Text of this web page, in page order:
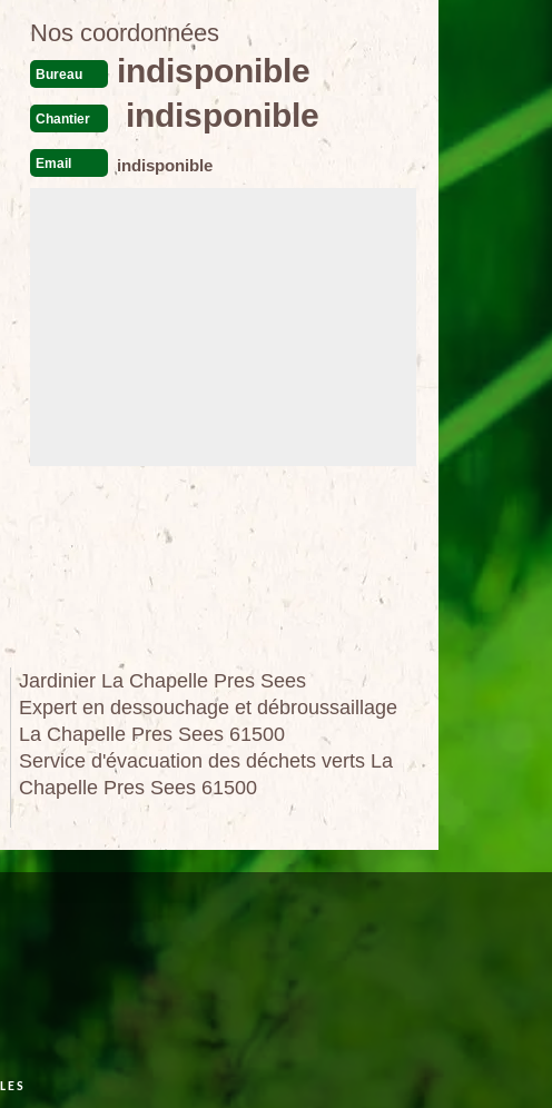
Nos coordonnées
Bureau indisponible
Chantier indisponible
Email indisponible
Jardinier La Chapelle Pres Sees
Expert en dessouchage et débroussaillage
La Chapelle Pres Sees 61500
Service d'évacuation des déchets verts La
Chapelle Pres Sees 61500